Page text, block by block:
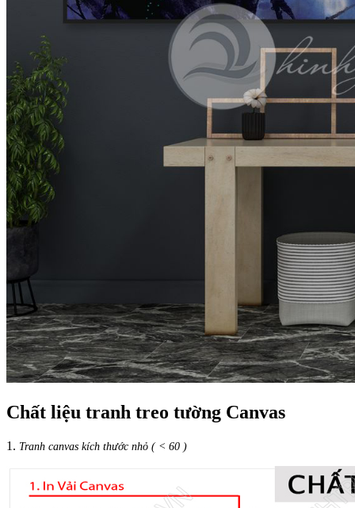
Chất liệu tranh treo tường Canvas
1. Tranh canvas kích thước nhỏ ( < 60 )